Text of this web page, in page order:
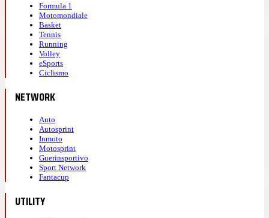
Formula 1
Motomondiale
Basket
Tennis
Running
Volley
eSports
Ciclismo
NETWORK
Auto
Autosprint
Inmoto
Motosprint
Guerinsportivo
Sport Network
Fantacup
UTILITY